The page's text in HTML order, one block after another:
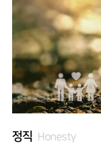
정직 Honesty